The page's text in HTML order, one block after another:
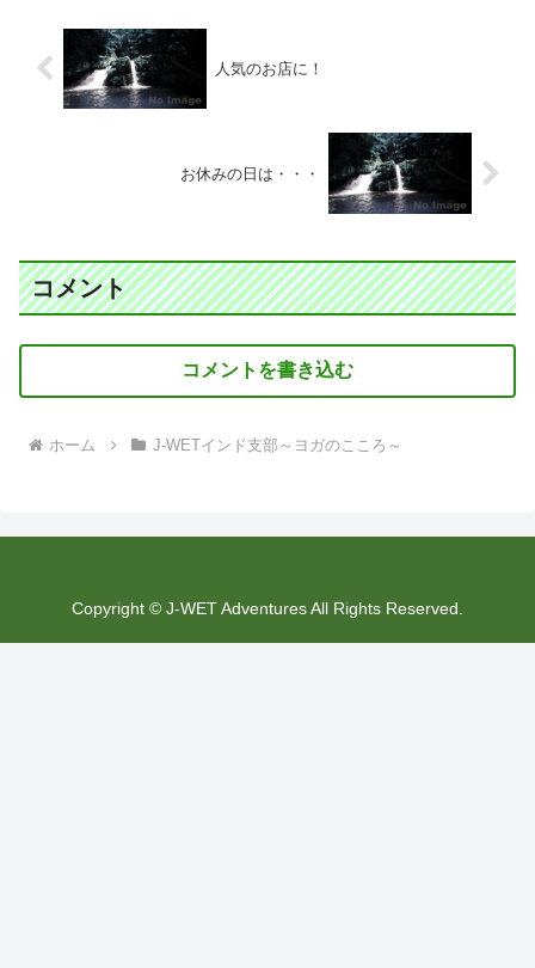
人気のお店に！
お休みの日は・・・
コメント
コメントを書き込む
ホーム J-WETインド支部～ヨガのこころ～
Copyright © J-WET Adventures All Rights Reserved.